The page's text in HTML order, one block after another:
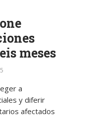
meses
a
y diferir
afectados